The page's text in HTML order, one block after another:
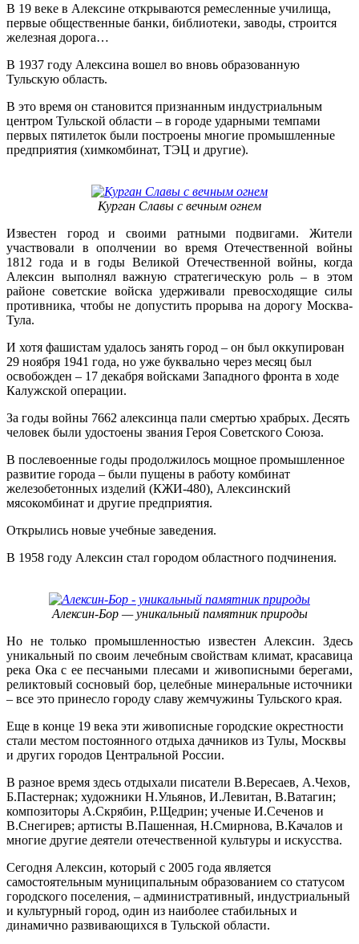
В 19 веке в Алексине открываются ремесленные училища,
первые общественные банки, библиотеки, заводы, строится
железная дорога…
В 1937 году Алексина вошел во вновь образованную
Тульскую область.
В это время он становится признанным индустриальным
центром Тульской области – в городе ударными темпами
первых пятилеток были построены многие промышленные
предприятия (химкомбинат, ТЭЦ и другие).
Курган Славы с вечным огнем
Известен город и своими ратными подвигами. Жители
участвовали в ополчении во время Отечественной войны
1812 года и в годы Великой Отечественной войны, когда
Алексин выполнял важную стратегическую роль – в этом
районе советские войска удерживали превосходящие силы
противника, чтобы не допустить прорыва на дорогу Москва-
Тула.
И хотя фашистам удалось занять город – он был оккупирован
29 ноября 1941 года, но уже буквально через месяц был
освобожден – 17 декабря войсками Западного фронта в ходе
Калужской операции.
За годы войны 7662 алексинца пали смертью храбрых. Десять
человек были удостоены звания Героя Советского Союза.
В послевоенные годы продолжилось мощное промышленное
развитие города – были пущены в работу комбинат
железобетонных изделий (КЖИ-480), Алексинский
мясокомбинат и другие предприятия.
Открылись новые учебные заведения.
В 1958 году Алексин стал городом областного подчинения.
Алексин-Бор — уникальный памятник природы
Но не только промышленностью известен Алексин. Здесь
уникальный по своим лечебным свойствам климат, красавица
река Ока с ее песчаными плесами и живописными берегами,
реликтовый сосновый бор, целебные минеральные источники
– все это принесло городу славу жемчужины Тульского края.
Еще в конце 19 века эти живописные городские окрестности
стали местом постоянного отдыха дачников из Тулы, Москвы
и других городов Центральной России.
В разное время здесь отдыхали писатели В.Вересаев, А.Чехов,
Б.Пастернак; художники Н.Ульянов, И.Левитан, В.Ватагин;
композиторы А.Скрябин, Р.Щедрин; ученые И.Сеченов и
В.Снегирев; артисты В.Пашенная, Н.Смирнова, В.Качалов и
многие другие деятели отечественной культуры и искусства.
Сегодня Алексин, который с 2005 года является
самостоятельным муниципальным образованием со статусом
городского поселения, – административный, индустриальный
и культурный город, один из наиболее стабильных и
динамично развивающихся в Тульской области.